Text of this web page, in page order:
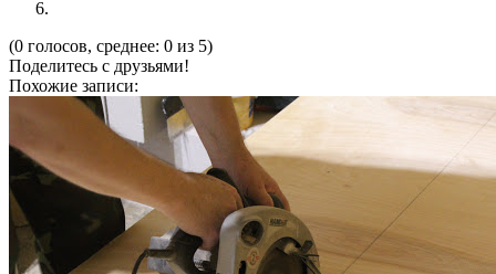
(0 голосов, среднее: 0 из 5)
Поделитесь с друзьями!
Похожие записи: